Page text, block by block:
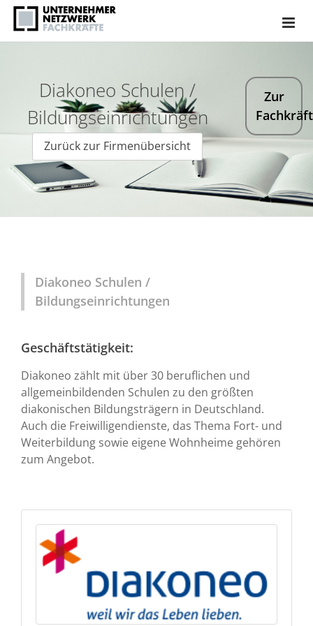
Diakoneo Schulen /
Bildungseinrichtungen
Zurück zur Firmenübersicht
Zur
Diakoneo Schulen /
Bildungseinrichtungen
Geschäftstätigkeit:
Diakoneo zählt mit über 30 beruflichen und
allgemeinbildenden Schulen zu den größten
diakonischen Bildungsträgern in Deutschland.
Auch die Freiwilligendienste, das Thema Fort- und
Weiterbildung sowie eigene Wohnheime gehören
zum Angebot.